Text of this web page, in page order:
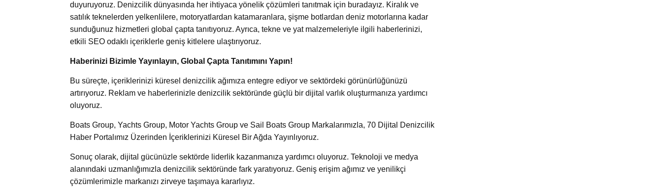
duyuruyoruz. Denizcilik dünyasında her ihtiyaca yönelik çözümleri tanıtmak için buradayız. Kiralık ve
satılık teknelerden yelkenlilere, motoryatlardan katamaranlara, şişme botlardan deniz motorlarına kadar
sunduğunuz hizmetleri global çapta tanıtıyoruz. Ayrıca, tekne ve yat malzemeleriyle ilgili haberlerinizi,
etkili SEO odaklı içeriklerle geniş kitlelere ulaştırıyoruz.
Haberinizi Bizimle Yayınlayın, Global Çapta Tanıtımını Yapın!
Bu süreçte, içeriklerinizi küresel denizcilik ağımıza entegre ediyor ve sektördeki görünürlüğünüzü
artırıyoruz. Reklam ve haberlerinizle denizcilik sektöründe güçlü bir dijital varlık oluşturmanıza yardımcı
oluyoruz.
Boats Group, Yachts Group, Motor Yachts Group ve Sail Boats Group Markalarımızla, 70 Dijital Denizcilik
Haber Portalımız Üzerinden İçeriklerinizi Küresel Bir Ağda Yayınlıyoruz.
Sonuç olarak, dijital gücünüzle sektörde liderlik kazanmanıza yardımcı oluyoruz. Teknoloji ve medya
alanındaki uzmanlığımızla denizcilik sektöründe fark yaratıyoruz. Geniş erişim ağımız ve yenilikçi
çözümlerimizle markanızı zirveye taşımaya kararlıyız.